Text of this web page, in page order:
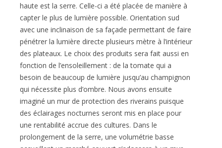
haute est la serre. Celle-ci a été placée de manière à
capter le plus de lumière possible. Orientation sud
avec une inclinaison de sa façade permettant de faire
pénétrer la lumière directe plusieurs mètre à l’intérieur
des plateaux. Le choix des produits sera fait aussi en
fonction de l’ensoleillement : de la tomate qui a
besoin de beaucoup de lumière jusqu’au champignon
qui nécessite plus d’ombre. Nous avons ensuite
imaginé un mur de protection des riverains puisque
des éclairages nocturnes seront mis en place pour
une rentabilité accrue des cultures. Dans le
prolongement de la serre, une volumétrie basse